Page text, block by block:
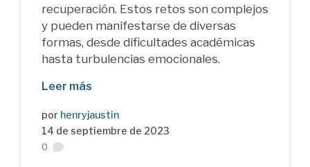
recuperación. Estos retos son complejos
y pueden manifestarse de diversas
formas, desde dificultades académicas
hasta turbulencias emocionales.
Leer más
por henryjaustin
14 de septiembre de 2023
0